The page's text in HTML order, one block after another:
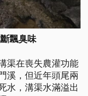
飄臭味
渠在喪失農灌功能
溪，但近年頭尾兩
水，溝渠水滿溢出